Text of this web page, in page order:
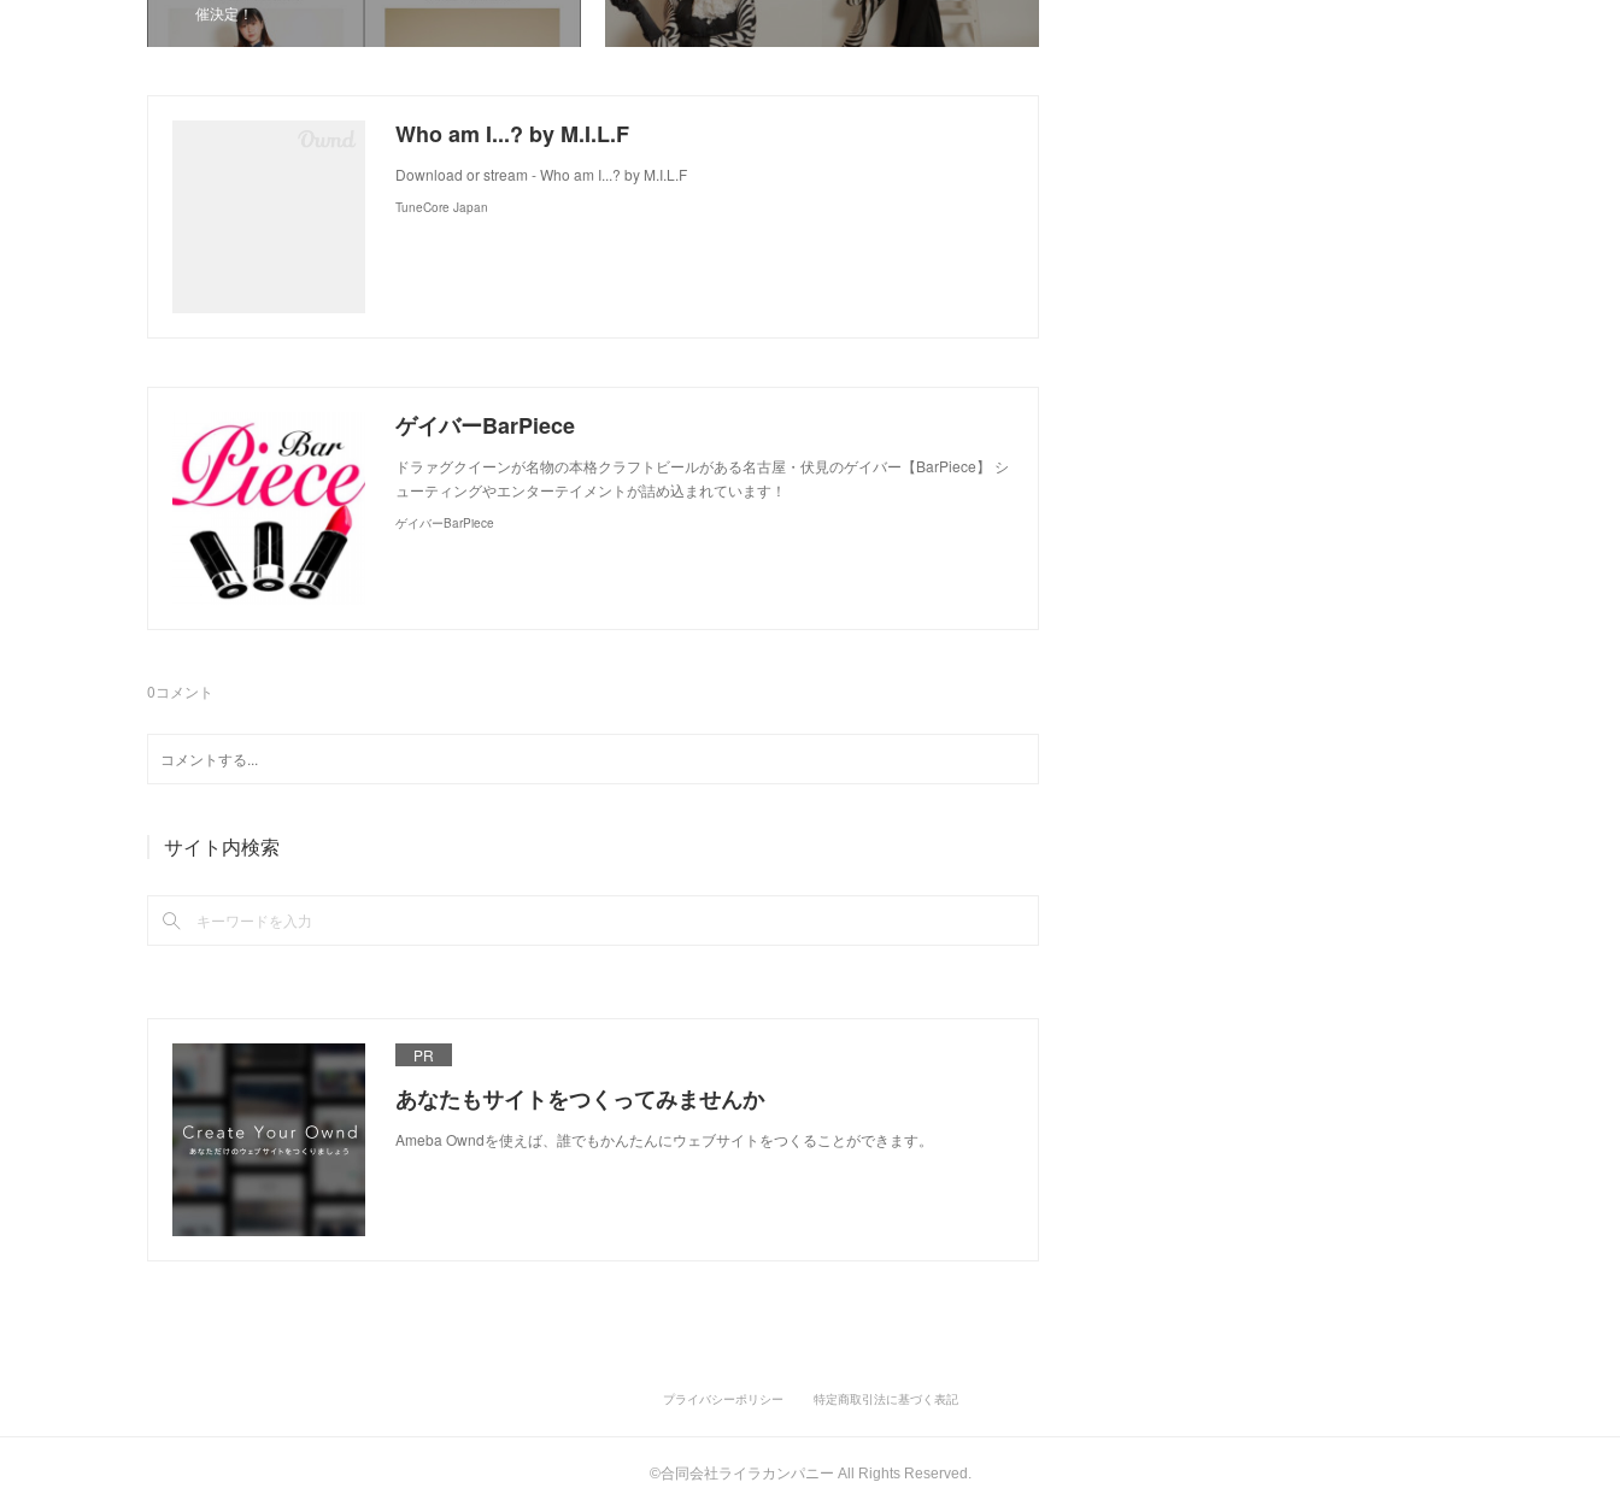
催決定！
Who am I...? by M.I.L.F
Download or stream - Who am I...? by M.I.L.F
TuneCore Japan
ゲイバーBarPiece
ドラァグクイーンが名物の本格クラフトビールがある名古屋・伏見のゲイバー【BarPiece】 シ
ューティングやエンターテイメントが詰め込まれています！
ゲイバーBarPiece
0コメント
サイト内検索
PR
あなたもサイトをつくってみませんか
Ameba Owndを使えば、誰でもかんたんにウェブサイトをつくることができます。
プライバシーポリシー 特定商取引法に基づく表記
©合同会社ライラカンパニー All Rights Reserved.